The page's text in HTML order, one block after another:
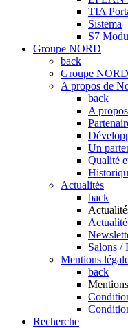
TIA
Sistema
S7
Groupe NORD
back
Groupe NORD
A propos de
back
A
Un
Qualité
Actualités
back
Actualité
Salons /
Mentions
back
Recherche